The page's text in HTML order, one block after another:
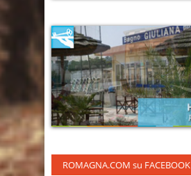
ROMAGNA.COM su FACEBOOK